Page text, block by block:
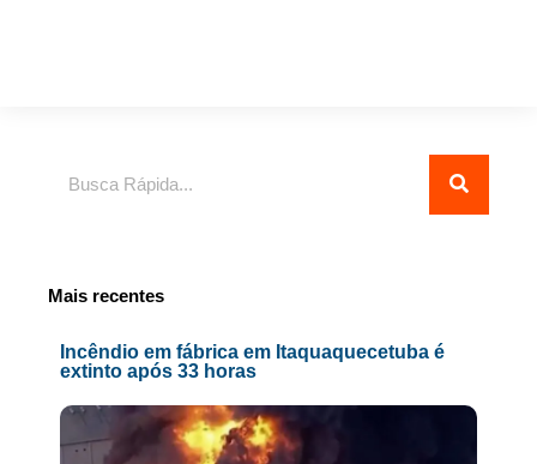
Mais recentes
Incêndio em fábrica em Itaquaquecetuba é
extinto após 33 horas